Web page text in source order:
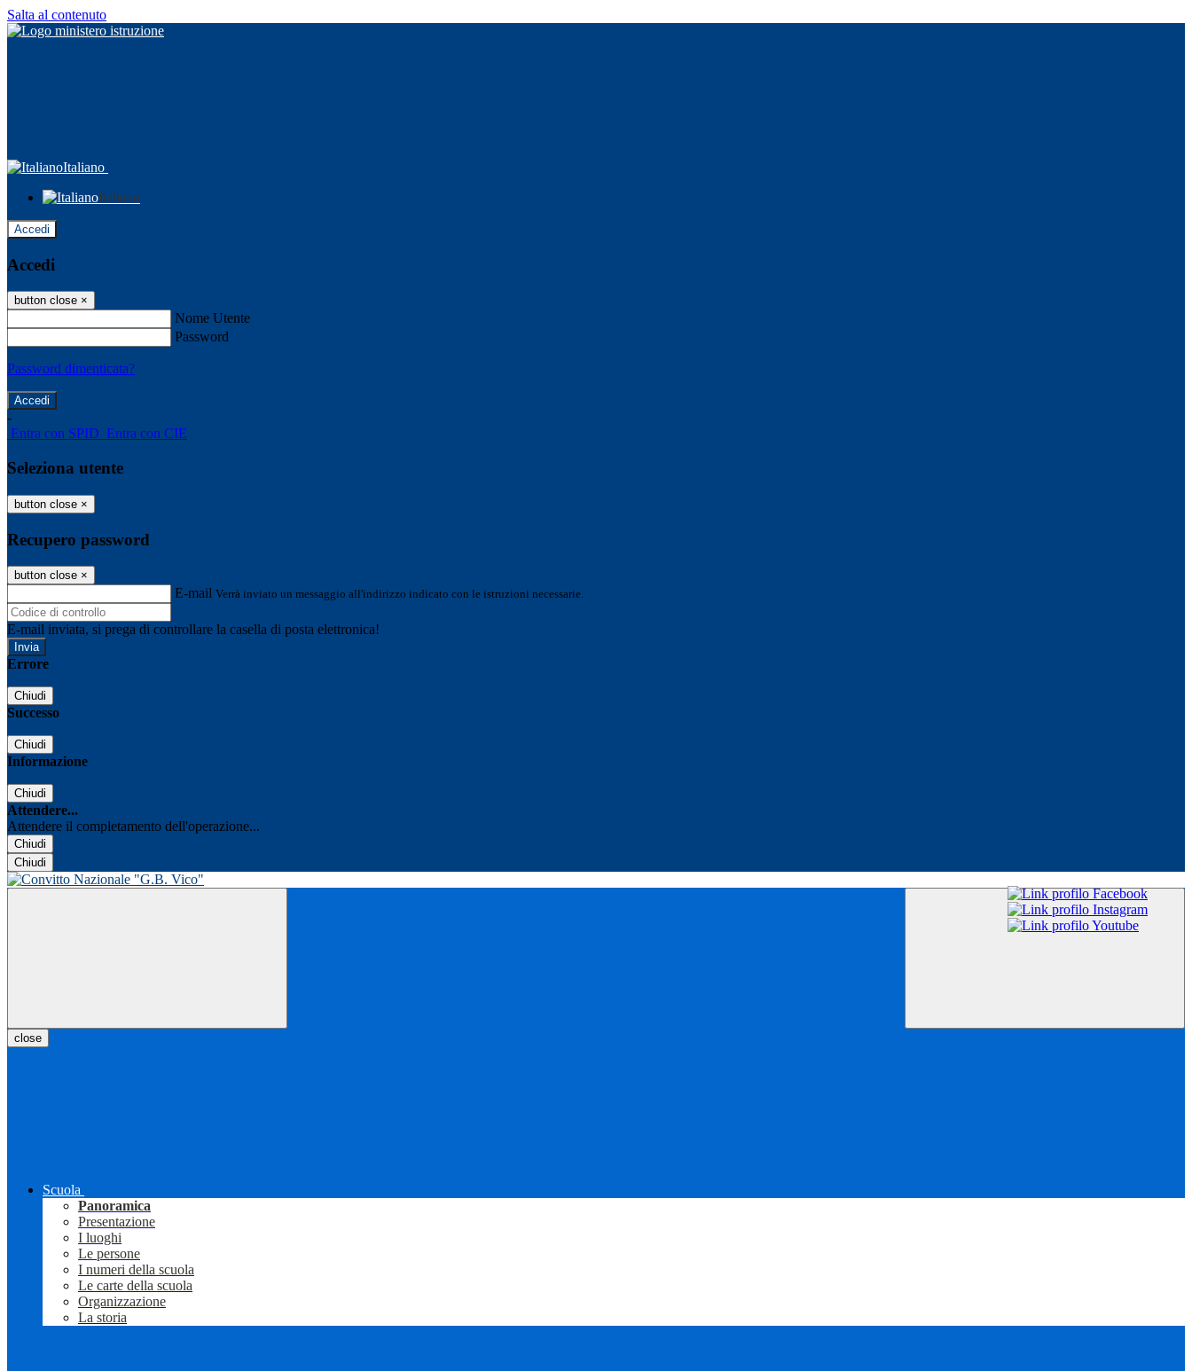
Salta al contenuto
Italiano
Italiano
Accedi
Accedi
button close ×
Nome Utente
Password
Password dimenticata?
-
Entra con SPID Entra con CIE
Seleziona utente
button close ×
Recupero password
button close ×
E-mail Verrà inviato un messaggio all'indirizzo indicato con le istruzioni necessarie.
E-mail inviata, si prega di controllare la casella di posta elettronica!
Errore
Chiudi
Successo
Chiudi
Informazione
Chiudi
Attendere...
Attendere il completamento dell'operazione...
Chiudi
Chiudi
close
Scuola
Panoramica
Presentazione
I luoghi
Le persone
I numeri della scuola
Le carte della scuola
Organizzazione
La storia